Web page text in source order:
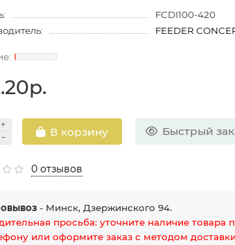
FCDI100-420
FEEDER
В корзину Быстрый
0 отзывов
- Минск, Дзержинского 94.
просьба: уточните наличие товара
или оформите заказ с методом доставки